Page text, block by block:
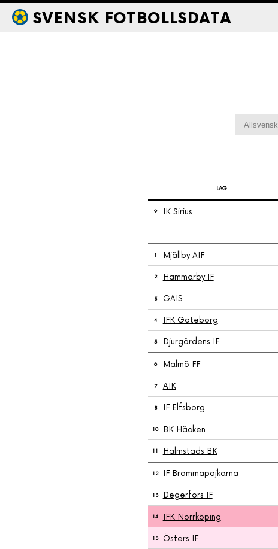
SVENSK FOTBOLLSDATA
LAG
9 IK Sirius
1 Mjällby AIF
2 Hammarby IF
3 GAIS
4 IFK Göteborg
5 Djurgårdens IF
6 Malmö FF
7 AIK
8 IF Elfsborg
10 BK Häcken
11 Halmstads BK
12 IF Brommapojkarna
13 Degerfors IF
14 IFK Norrköping
15 Östers IF